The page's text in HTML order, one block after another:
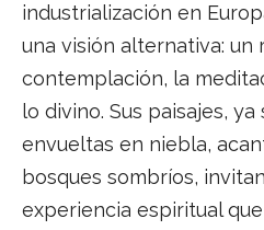
industrialización en
una visión alternativa: un
contemplación, la
lo divino. Sus paisajes,
envueltas en niebla,
bosques sombríos,
experiencia espiritual